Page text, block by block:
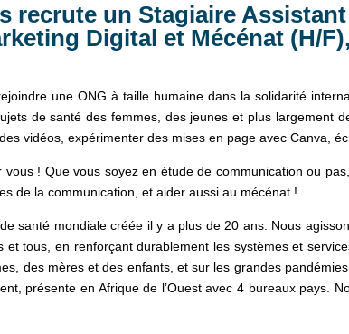
recrute un Stagiaire
Digital et Mécénat (H/
une ONG à taille humaine dans la solidarité
de santé des femmes, des jeunes et plus largement
vidéos, expérimenter des mises en page avec Canva,
vous ! Que vous soyez en étude de communication ou
de la communication, et aider aussi au mécénat !
santé mondiale créée il y a plus de 20 ans. Nous
et tous, en renforçant durablement les systèmes et
des mères et des enfants, et sur les grandes
présente en Afrique de l’Ouest avec 4 bureaux pays.